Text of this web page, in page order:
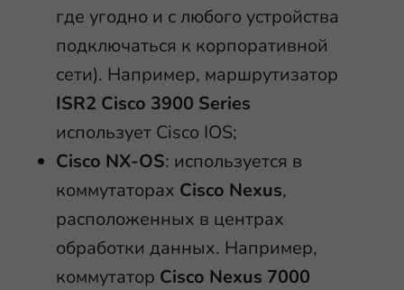
где угодно и с любого устройства
подключаться к корпоративной
сети). Например, маршрутизатор
ISR2 Cisco 3900 Series
использует Cisco IOS;
Cisco NX-OS: используется в
коммутаторах Cisco Nexus,
расположенных в центрах
обработки данных. Например,
коммутатор Cisco Nexus 7000